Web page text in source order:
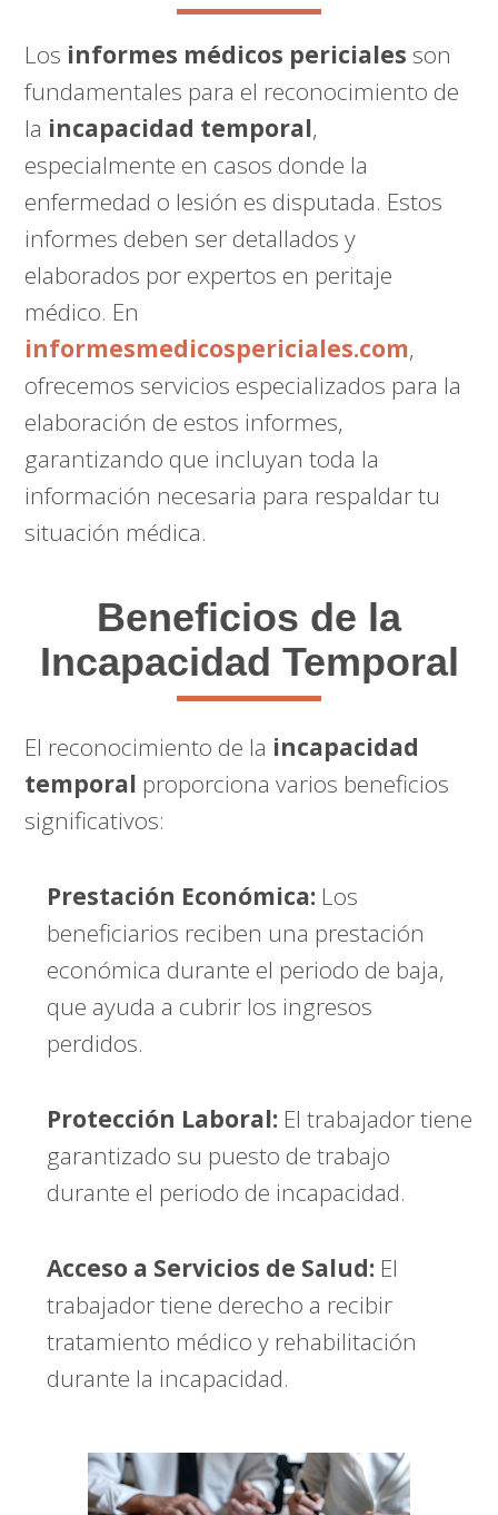
Los informes médicos periciales son
fundamentales para el reconocimiento de
la incapacidad temporal,
especialmente en casos donde la
enfermedad o lesión es disputada. Estos
informes deben ser detallados y
elaborados por expertos en peritaje
médico. En
informesmedicospericiales.com,
ofrecemos servicios especializados para la
elaboración de estos informes,
garantizando que incluyan toda la
información necesaria para respaldar tu
situación médica.
Beneficios de la
Incapacidad Temporal
El reconocimiento de la incapacidad
temporal proporciona varios beneficios
significativos:
Prestación Económica: Los
beneficiarios reciben una prestación
económica durante el periodo de baja,
que ayuda a cubrir los ingresos
perdidos.
Protección Laboral: El trabajador tiene
garantizado su puesto de trabajo
durante el periodo de incapacidad.
Acceso a Servicios de Salud: El
trabajador tiene derecho a recibir
tratamiento médico y rehabilitación
durante la incapacidad.